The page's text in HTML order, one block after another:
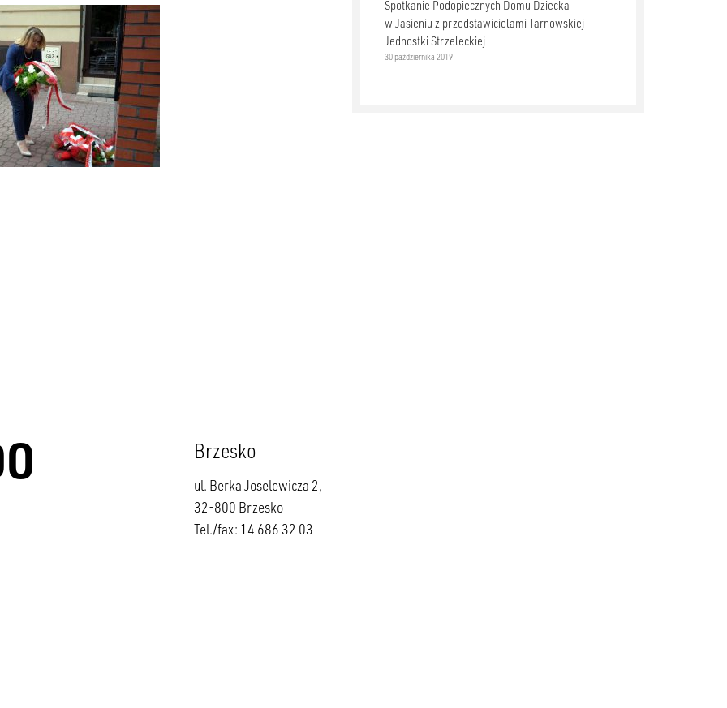
Spotkanie Podopiecznych Domu Dziecka
w Jasieniu z przedstawicielami Tarnowskiej
Jednostki Strzeleckiej
30 października 2019
Brzesko
ul. Berka Joselewicza 2,
32-800 Brzesko
Tel./fax: 14 686 32 03